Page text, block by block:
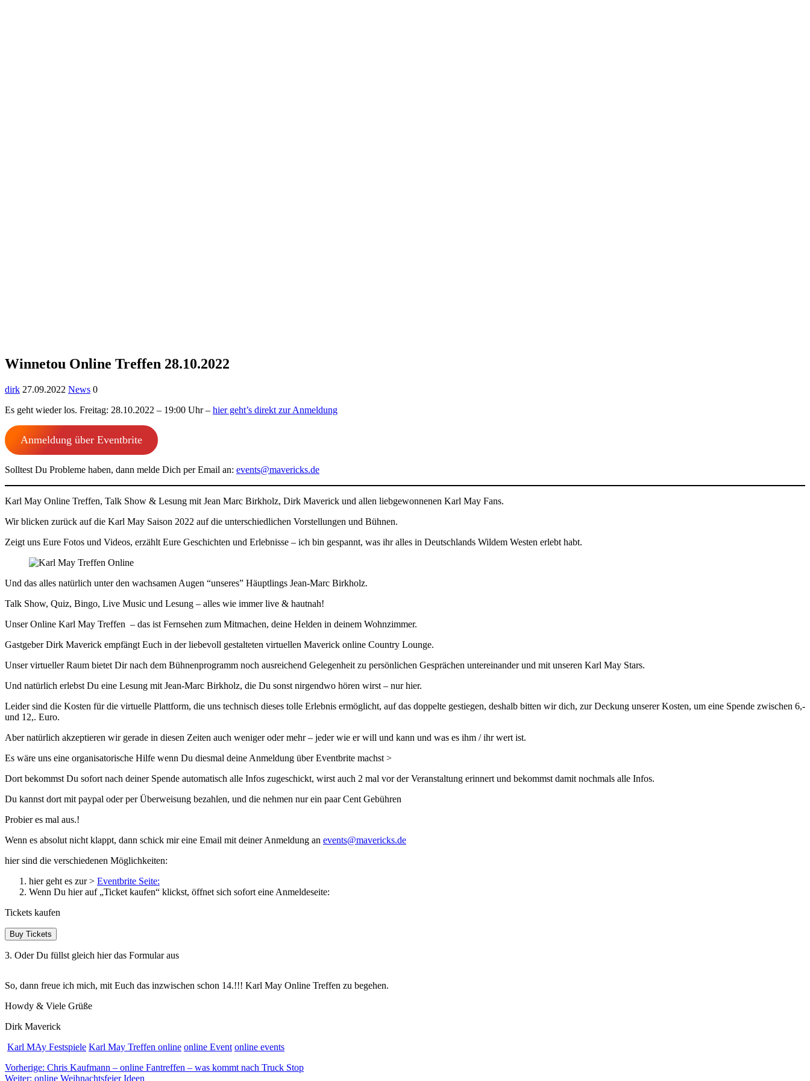
Winnetou Online Treffen 28.10.2022
dirk 27.09.2022 News 0
Es geht wieder los. Freitag: 28.10.2022 – 19:00 Uhr – hier geht’s direkt zur Anmeldung
Anmeldung über Eventbrite
Solltest Du Probleme haben, dann melde Dich per Email an: events@mavericks.de
Karl May Online Treffen, Talk Show & Lesung mit Jean Marc Birkholz, Dirk Maverick und allen liebgewonnenen Karl May Fans.
Wir blicken zurück auf die Karl May Saison 2022 auf die unterschiedlichen Vorstellungen und Bühnen.
Zeigt uns Eure Fotos und Videos, erzählt Eure Geschichten und Erlebnisse – ich bin gespannt, was ihr alles in Deutschlands Wildem Westen erlebt habt.
Und das alles natürlich unter den wachsamen Augen “unseres” Häuptlings Jean-Marc Birkholz.
Talk Show, Quiz, Bingo, Live Music und Lesung – alles wie immer live & hautnah!
Unser Online Karl May Treffen – das ist Fernsehen zum Mitmachen, deine Helden in deinem Wohnzimmer.
Gastgeber Dirk Maverick empfängt Euch in der liebevoll gestalteten virtuellen Maverick online Country Lounge.
Unser virtueller Raum bietet Dir nach dem Bühnenprogramm noch ausreichend Gelegenheit zu persönlichen Gesprächen untereinander und mit unseren Karl May Stars.
Und natürlich erlebst Du eine Lesung mit Jean-Marc Birkholz, die Du sonst nirgendwo hören wirst – nur hier.
Leider sind die Kosten für die virtuelle Plattform, die uns technisch dieses tolle Erlebnis ermöglicht, auf das doppelte gestiegen, deshalb bitten wir dich, zur Deckung unserer Kosten, um eine Spende zwischen 6,-
und 12,. Euro.
Aber natürlich akzeptieren wir gerade in diesen Zeiten auch weniger oder mehr – jeder wie er will und kann und was es ihm / ihr wert ist.
Es wäre uns eine organisatorische Hilfe wenn Du diesmal deine Anmeldung über Eventbrite machst >
Dort bekommst Du sofort nach deiner Spende automatisch alle Infos zugeschickt, wirst auch 2 mal vor der Veranstaltung erinnert und bekommst damit nochmals alle Infos.
Du kannst dort mit paypal oder per Überweisung bezahlen, und die nehmen nur ein paar Cent Gebühren
Probier es mal aus.!
Wenn es absolut nicht klappt, dann schick mir eine Email mit deiner Anmeldung an events@mavericks.de
hier sind die verschiedenen Möglichkeiten:
hier geht es zur > Eventbrite Seite:
Wenn Du hier auf „Ticket kaufen“ klickst, öffnet sich sofort eine Anmeldeseite:
Tickets kaufen
Buy Tickets
3. Oder Du füllst gleich hier das Formular aus
So, dann freue ich mich, mit Euch das inzwischen schon 14.!!! Karl May Online Treffen zu begehen.
Howdy & Viele Grüße
Dirk Maverick
Karl MAy Festspiele Karl May Treffen online online Event online events
Beitragsnavigation
Vorherige: Vorheriger
Beitrag:
Chris Kaufmann – online Fantreffen – was kommt nach Truck Stop
Weiter: Nächster
online Weihnachtsfeier Ideen